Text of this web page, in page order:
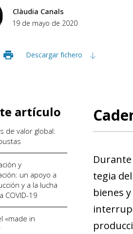
Clàudia Canals
19 de mayo de 2020
Descargar fichero
artículo
de valor global:
y
un apoyo a
y a la lucha
COVID-19
«made in
tegia del
bienes